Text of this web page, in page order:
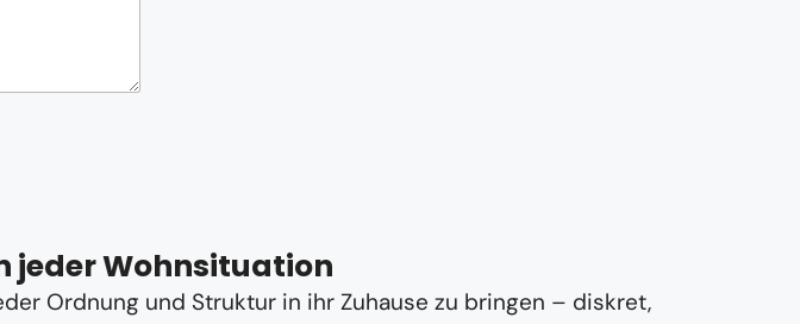
jeder Wohnsituation
Ordnung und Struktur in ihr Zuhause zu bringen – diskret,